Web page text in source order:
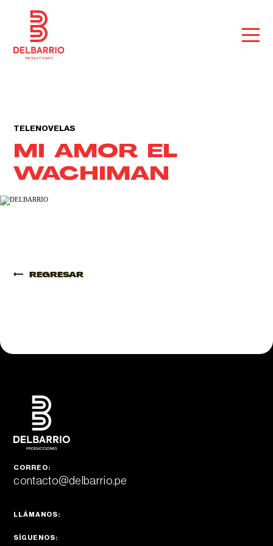
TELENOVELAS
MI AMOR EL
WACHIMAN
REGRESAR
CORREO:
contacto@delbarrio.pe
LLÁMANOS:
SÍGUENOS: